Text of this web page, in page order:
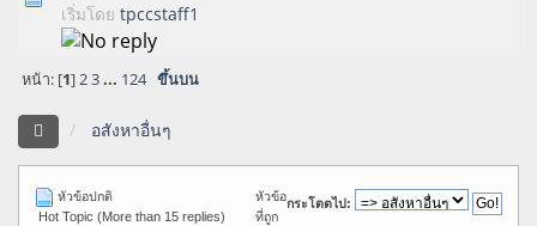
เริ่มโดย tpccstaff1
หน้า: [1]2 3 ... 124 ขึ้นบน
อสังหาอื่นๆ
กระโดดไป:
หัวข้อปกติ
Hot Topic (More than 15 replies)
หัวข้อ
ที่ถูก